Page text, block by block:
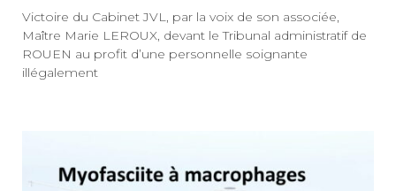
Victoire du Cabinet JVL, par la voix de son associée,
Maître Marie LEROUX, devant le Tribunal administratif de
ROUEN au profit d’une personnelle soignante
illégalement